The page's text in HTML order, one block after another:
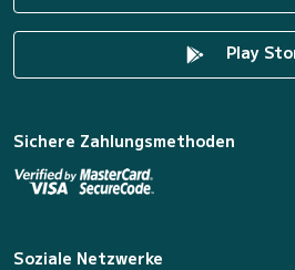
Play
Sichere Zahlungsmethoden
Soziale Netzwerke